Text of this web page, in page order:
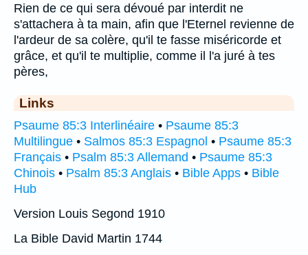
Rien de ce qui sera dévoué par interdit ne
s'attachera à ta main, afin que l'Eternel revienne de
l'ardeur de sa colère, qu'il te fasse miséricorde et
grâce, et qu'il te multiplie, comme il l'a juré à tes
pères,
Links
Psaume 85:3 Interlinéaire • Psaume 85:3
Multilingue • Salmos 85:3 Espagnol • Psaume 85:3
Français • Psalm 85:3 Allemand • Psaume 85:3
Chinois • Psalm 85:3 Anglais • Bible Apps • Bible
Hub
Version Louis Segond 1910
La Bible David Martin 1744